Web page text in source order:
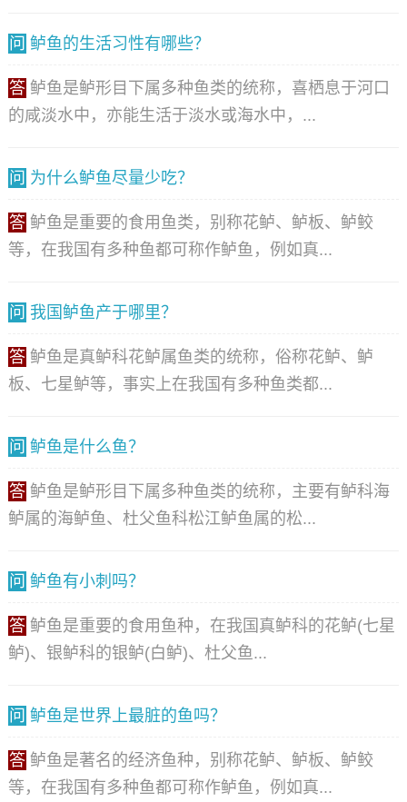
问 鲈鱼的生活习性有哪些？
答 鲈鱼是鲈形目下属多种鱼类的统称，喜栖息于河口
的咸淡水中，亦能生活于淡水或海水中，...
问 为什么鲈鱼尽量少吃？
答 鲈鱼是重要的食用鱼类，别称花鲈、鲈板、鲈鲛
等，在我国有多种鱼都可称作鲈鱼，例如真...
问 我国鲈鱼产于哪里？
答 鲈鱼是真鲈科花鲈属鱼类的统称，俗称花鲈、鲈
板、七星鲈等，事实上在我国有多种鱼类都...
问 鲈鱼是什么鱼？
答 鲈鱼是鲈形目下属多种鱼类的统称，主要有鲈科海
鲈属的海鲈鱼、杜父鱼科松江鲈鱼属的松...
问 鲈鱼有小刺吗？
答 鲈鱼是重要的食用鱼种，在我国真鲈科的花鲈(七星
鲈)、银鲈科的银鲈(白鲈)、杜父鱼...
问 鲈鱼是世界上最脏的鱼吗？
答 鲈鱼是著名的经济鱼种，别称花鲈、鲈板、鲈鲛
等，在我国有多种鱼都可称作鲈鱼，例如真...